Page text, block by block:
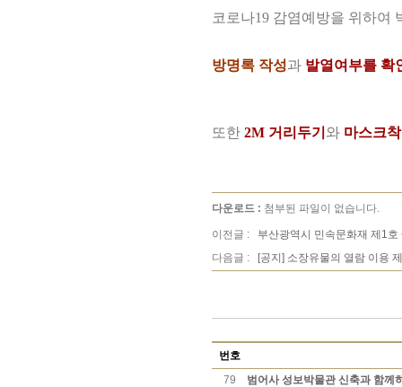
코로나19 감염예방을 위하여
방명록 작성과 발열여부를 확
또한 2M 거리두기 와 마스크
다운로드 : 첨부된 파일이 없습니다.
이전글 : 부산광역시 민속문화재 제1
다음글 :
[공지] 소장유물의 열람 이용
번호
79
범어사 성보박물관 신축과 함께